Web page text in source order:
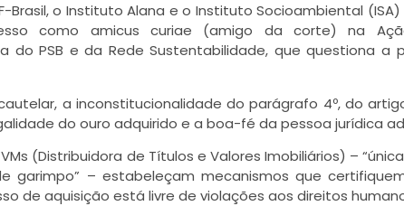
Brasil, o Instituto Alana e o Instituto Socioambiental (ISA)
como amicus curiae (amigo da corte) na
do PSB e da Rede Sustentabilidade, que questiona a
a inconstitucionalidade do parágrafo 4º, do
do ouro adquirido e a boa-fé da pessoa jurídica
(Distribuidora de Títulos e Valores Imobiliários) –
garimpo” – estabeleçam mecanismos que
de aquisição está livre de violações aos direitos